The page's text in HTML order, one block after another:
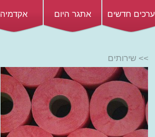
ערכים חדשים אתגר היום אקדמיה
>> שירותים